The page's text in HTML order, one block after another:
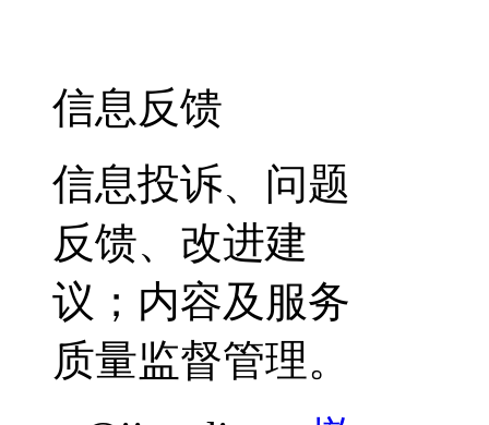
信息反馈
信息投诉、问题
反馈、改进建
议；内容及服务
质量监督管理。